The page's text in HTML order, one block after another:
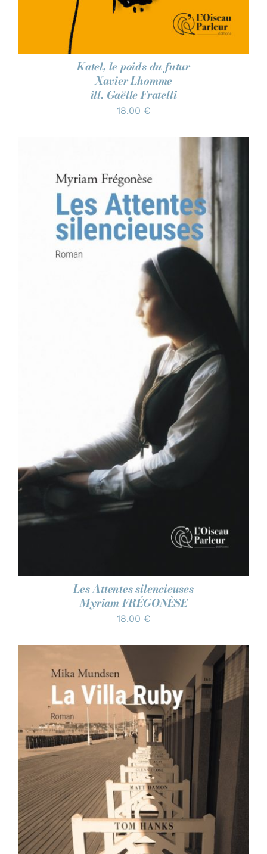
Katel, le poids du futur
Xavier Lhomme
ill. Gaëlle Fratelli
18.00 €
AJOUTER AU PANIER
/
Les Attentes silencieuses
Myriam FRÉGONÈSE
18.00 €
AJOUTER AU PANIER
/
DÉTAILS